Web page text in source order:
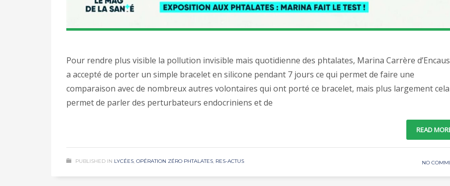
Pour rendre plus visible la pollution invisible mais quotidienne des phtalates, Marina Carrère
a accepté de porter un simple bracelet en silicone pendant 7 jours ce qui permet de faire une
comparaison avec de nombreux autres volontaires qui ont porté ce bracelet, mais plus largement cela
permet de parler des perturbateurs endocriniens et de
READ
PUBLISHED IN LYCÉES, OPÉRATION ZÉRO PHTALATES, RES-ACTUS NO